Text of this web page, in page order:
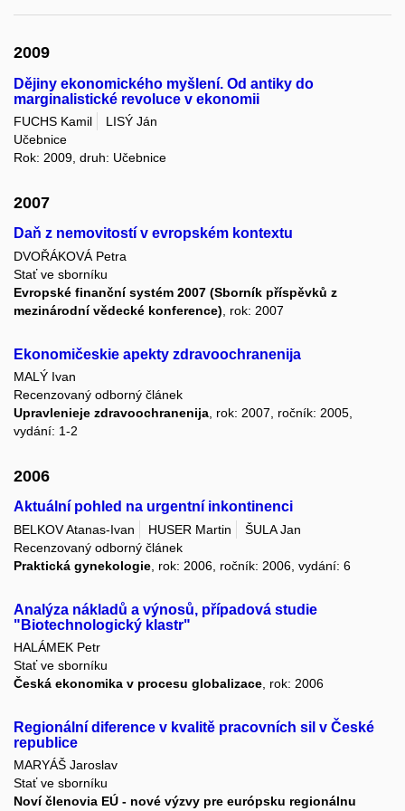
2009
Dějiny ekonomického myšlení. Od antiky do
marginalistické revoluce v ekonomii
FUCHS Kamil
LISÝ Ján
Učebnice
Rok: 2009, druh: Učebnice
2007
Daň z nemovitostí v evropském kontextu
DVOŘÁKOVÁ Petra
Stať ve sborníku
Evropské finanční systém 2007 (Sborník příspěvků z
mezinárodní vědecké konference) , rok: 2007
Ekonomičeskie apekty zdravoochranenija
MALÝ Ivan
Recenzovaný odborný článek
Upravlenieje zdravoochranenija , rok: 2007, ročník: 2005,
vydání: 1-2
2006
Aktuální pohled na urgentní inkontinenci
BELKOV Atanas-Ivan HUSER Martin
ŠULA Jan
Recenzovaný odborný článek
Praktická gynekologie , rok: 2006, ročník: 2006, vydání: 6
Analýza nákladů a výnosů, případová studie
"Biotechnologický klastr"
HALÁMEK Petr
Stať ve sborníku
Česká ekonomika v procesu globalizace , rok: 2006
Regionální diference v kvalitě pracovních sil v České
republice
MARYÁŠ Jaroslav
Stať ve sborníku
Noví členovia EÚ - nové výzvy pre európsku regionálnu